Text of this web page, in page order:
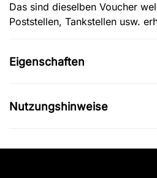
Das sind dieselben Voucher
Poststellen, Tankstellen usw.
Eigenschaften
Nutzungshinweise